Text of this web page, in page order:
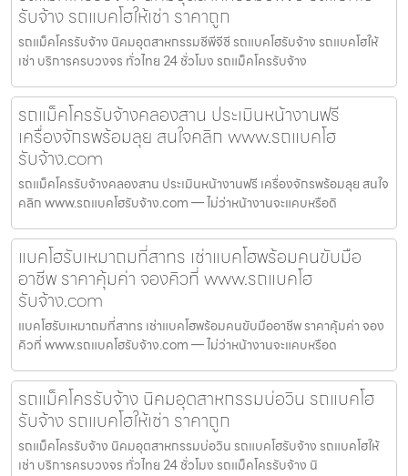
รับจ้าง รถแบคโฮให้เช่า ราคาถูก
รถแม็คโครรับจ้าง นิคมอุตสาหกรรมซีพีจีซี รถแบคโฮรับจ้าง รถแบคโฮให้
เช่า บริการครบวงจร ทั่วไทย 24 ชั่วโมง รถแม็คโครรับจ้าง
รถแม็คโครรับจ้างคลองสาน ประเมินหน้างานฟรี
เครื่องจักรพร้อมลุย สนใจคลิก www.รถแบคโฮ
รับจ้าง.com
รถแม็คโครรับจ้างคลองสาน ประเมินหน้างานฟรี เครื่องจักรพร้อมลุย สนใจ
คลิก www.รถแบคโฮรับจ้าง.com — ไม่ว่าหน้างานจะแคบหรือดิ
แบคโฮรับเหมาถมที่สาทร เช่าแบคโฮพร้อมคนขับมือ
อาชีพ ราคาคุ้มค่า จองคิวที่ www.รถแบคโฮ
รับจ้าง.com
แบคโฮรับเหมาถมที่สาทร เช่าแบคโฮพร้อมคนขับมืออาชีพ ราคาคุ้มค่า จอง
คิวที่ www.รถแบคโฮรับจ้าง.com — ไม่ว่าหน้างานจะแคบหรือด
รถแม็คโครรับจ้าง นิคมอุตสาหกรรมบ่อวิน รถแบคโฮ
รับจ้าง รถแบคโฮให้เช่า ราคาถูก
รถแม็คโครรับจ้าง นิคมอุตสาหกรรมบ่อวิน รถแบคโฮรับจ้าง รถแบคโฮให้
เช่า บริการครบวงจร ทั่วไทย 24 ชั่วโมง รถแม็คโครรับจ้าง นิ